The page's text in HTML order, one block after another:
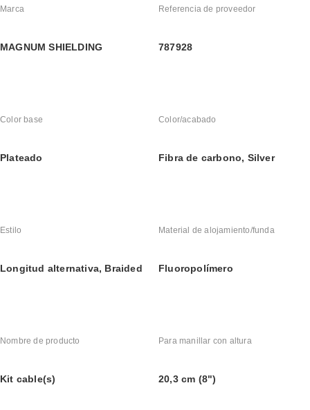
Marca
MAGNUM SHIELDING
Referencia de proveedor
787928
Color base
Plateado
Color/acabado
Fibra de carbono, Silver
Estilo
Longitud alternativa, Braided
Material de alojamiento/funda
Fluoropolímero
Nombre de producto
Kit cable(s)
Para manillar con altura
20,3 cm (8")